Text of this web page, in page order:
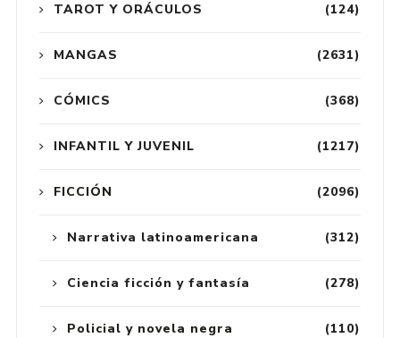
(124)
TAROT Y ORÁCULOS
(2631)
MANGAS
(368)
CÓMICS
(1217)
INFANTIL Y JUVENIL
(2096)
FICCIÓN
(312)
Narrativa latinoamericana
(278)
Ciencia ficción y fantasía
(110)
Policial y novela negra